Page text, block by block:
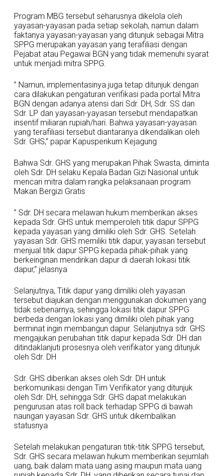
Program MBG tersebut seharusnya dikelola oleh
yayasan-yayasan pada setiap sekolah, namun dalam
faktanya yayasan-yayasan yang ditunjuk sebagai Mitra
SPPG merupakan yayasan yang terafiliasi dengan
Pejabat atau Pegawai BGN yang tidak memenuhi syarat
untuk menjadi mitra SPPG.
” Namun, implementasinya juga tetap ditunjuk dengan
cara dilakukan pengaturan verifikasi pada portal Mitra
BGN dengan adanya atensi dari Sdr. DH, Sdr. SS dan
Sdr. LP dan yayasan-yayasan tersebut mendapatkan
insentif miliaran rupiah/hari. Bahwa yayasan-yayasan
yang terafiliasi tersebut diantaranya dikendalikan oleh
Sdr. GHS,” papar Kapuspenkum Kejagung
Bahwa Sdr. GHS yang merupakan Pihak Swasta, diminta
oleh Sdr. DH selaku Kepala Badan Gizi Nasional untuk
mencari mitra dalam rangka pelaksanaan program
Makan Bergizi Gratis
” Sdr. DH secara melawan hukum memberikan akses
kepada Sdr. GHS untuk memperoleh titik dapur SPPG
kepada yayasan yang dimiliki oleh Sdr. GHS. Setelah
yayasan Sdr. GHS memiliki titik dapur, yayasan tersebut
menjual titik dapur SPPG kepada pihak-pihak yang
berkeinginan mendirikan dapur di daerah lokasi titik
dapur,” jelasnya
Selanjutnya, Titik dapur yang dimiliki oleh yayasan
tersebut diajukan dengan menggunakan dokumen yang
tidak sebenarnya, sehingga lokasi titik dapur SPPG
berbeda dengan lokasi yang dimiliki oleh pihak yang
berminat ingin membangun dapur. Selanjutnya sdr. GHS
mengajukan perubahan titik dapur kepada Sdr. DH dan
ditindaklanjuti prosesnya oleh verifikator yang ditunjuk
oleh Sdr. DH
Sdr. GHS diberikan akses oleh Sdr. DH untuk
berkomunikasi dengan Tim Verifikator yang ditunjuk
oleh Sdr. DH, sehingga Sdr. GHS dapat melakukan
pengurusan atas roll back terhadap SPPG di bawah
naungan yayasan Sdr. GHS untuk dikembalikan
statusnya
Setelah melakukan pengaturan titik-titik SPPG tersebut,
Sdr. GHS secara melawan hukum memberikan sejumlah
uang, baik dalam mata uang asing maupun mata uang